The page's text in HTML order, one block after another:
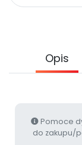
Opis
Pomoce
do zakupu/